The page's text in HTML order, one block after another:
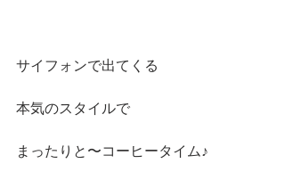
サイフォンで出てくる
本気のスタイルで
まったりと〜コーヒータイム♪